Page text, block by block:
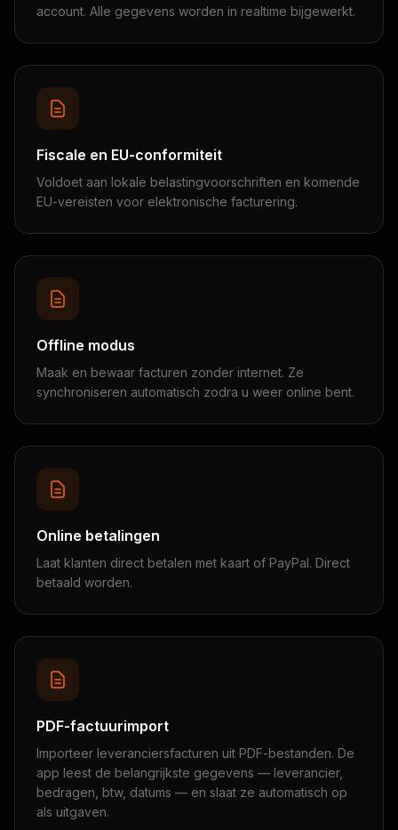
account. Alle gegevens worden in realtime bijgewerkt.
Fiscale en EU-conformiteit
Voldoet aan lokale belastingvoorschriften en komende
EU-vereisten voor elektronische facturering.
Offline modus
Maak en bewaar facturen zonder internet. Ze
synchroniseren automatisch zodra u weer online bent.
Online betalingen
Laat klanten direct betalen met kaart of PayPal. Direct
betaald worden.
PDF-factuurimport
Importeer leveranciersfacturen uit PDF-bestanden. De
app leest de belangrijkste gegevens — leverancier,
bedragen, btw, datums — en slaat ze automatisch op
als uitgaven.